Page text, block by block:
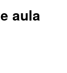
aula